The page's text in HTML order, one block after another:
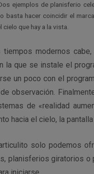
ejemplos de planisferio
basta hacer coincidir el
cielo que hay a la vista.
tiempos modernos
la que se instale el
un poco con el
observación.
de «realidad
hacia el cielo, la
solo podemos
planisferios giratorios